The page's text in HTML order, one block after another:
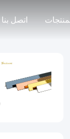
المنتجات اتصل بنا